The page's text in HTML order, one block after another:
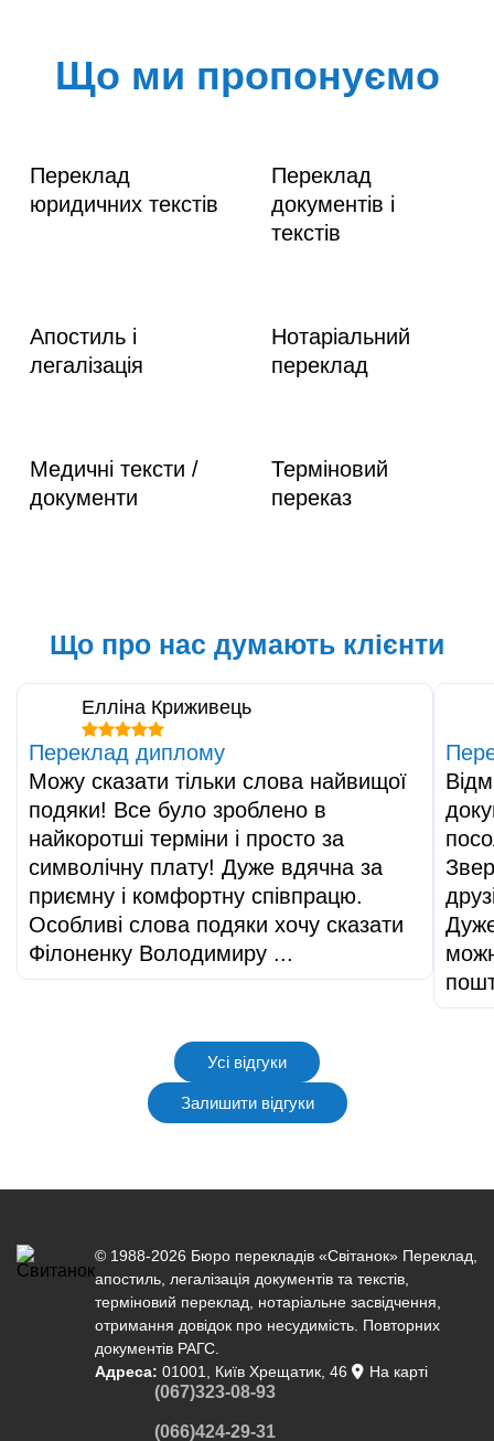
Що ми пропонуємо
Переклад
юридичних текстів
Переклад
документів і
текстів
Апостиль і
легалізація
Нотаріальний
переклад
Медичні тексти /
документи
Терміновий
переказ
Що про нас думають клієнти
Елліна Криживець
Переклад диплому
Можу сказати тільки слова найвищої
подяки! Все було зроблено в
найкоротші терміни і просто за
символічну плату! Дуже вдячна за
приємну і комфортну співпрацю.
Особливі слова подяки хочу сказати
Філоненку Володимиру ...
Усі відгуки
Залишити відгуки
© 1988-2026 Бюро перекладів «Світанок» Переклад
апостиль легалізація документів та текстів,
терміновий переклад
нотаріальне засвідчення
отримання довідок про несудимість. Повторних
документів РАГС.
Адреса: 01001, Київ Хрещатик, 46 На карті
(067)323-08-93
(066)424-29-31